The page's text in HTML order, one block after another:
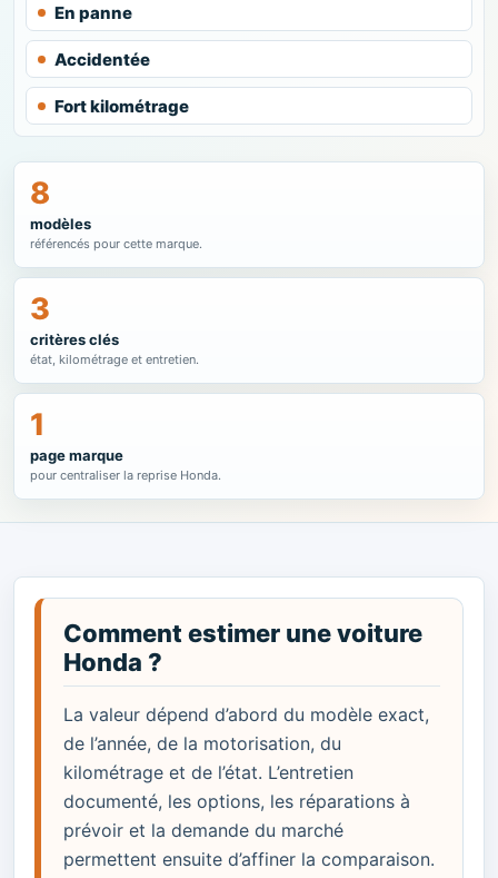
En panne
Accidentée
Fort kilométrage
8
modèles
référencés pour cette marque.
3
critères clés
état, kilométrage et entretien.
1
page marque
pour centraliser la reprise Honda.
Comment estimer une voiture
Honda ?
La valeur dépend d’abord du modèle exact,
de l’année, de la motorisation, du
kilométrage et de l’état. L’entretien
documenté, les options, les réparations à
prévoir et la demande du marché
permettent ensuite d’affiner la comparaison.